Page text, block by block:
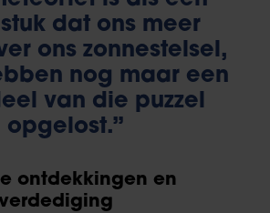
dat ons meer
ons zonnestelsel,
nog maar een
van die puzzel
opgelost.”
ontdekkingen en